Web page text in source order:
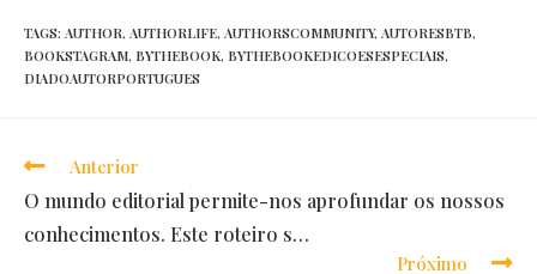
TAGS: AUTHOR, AUTHORLIFE, AUTHORSCOMMUNITY, AUTORESBTB,
BOOKSTAGRAM, BYTHEBOOK, BYTHEBOOKEDICOESESPECIAIS,
DIADOAUTORPORTUGUES
Read
more
articles
Anterior
O mundo editorial permite-nos aprofundar os nossos
conhecimentos. Este roteiro s…
Próximo